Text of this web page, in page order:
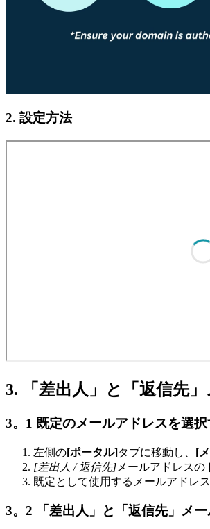
2. 設定方法
3. 「差出人」と「返信先
3。1 既定のメールアドレスを選
左側の[ポータル]タブに移動し、 [
[差出人 / 返信先] メールアドレスの
既定として使用するメールアドレ
3。2 「差出人」と「返信先」メ